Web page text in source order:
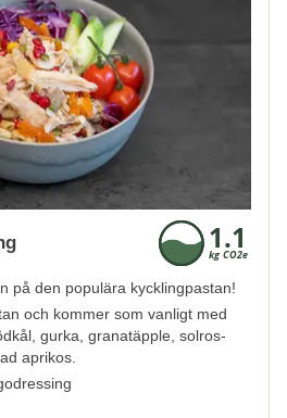
på den populära kycklingpastan!
och kommer som vanligt med
gurka, granatäpple, solros-
aprikos.